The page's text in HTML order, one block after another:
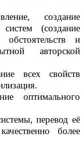
создание
(создание
и
авторской
всех свойств
оптимального
перевод её
более